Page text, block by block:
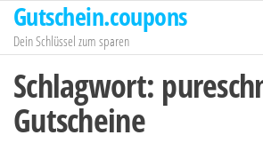
Zum
Inhalt
springen
Gutschein.coupons
Dein Schlüssel zum sparen
Schlagwort:
Gutscheine